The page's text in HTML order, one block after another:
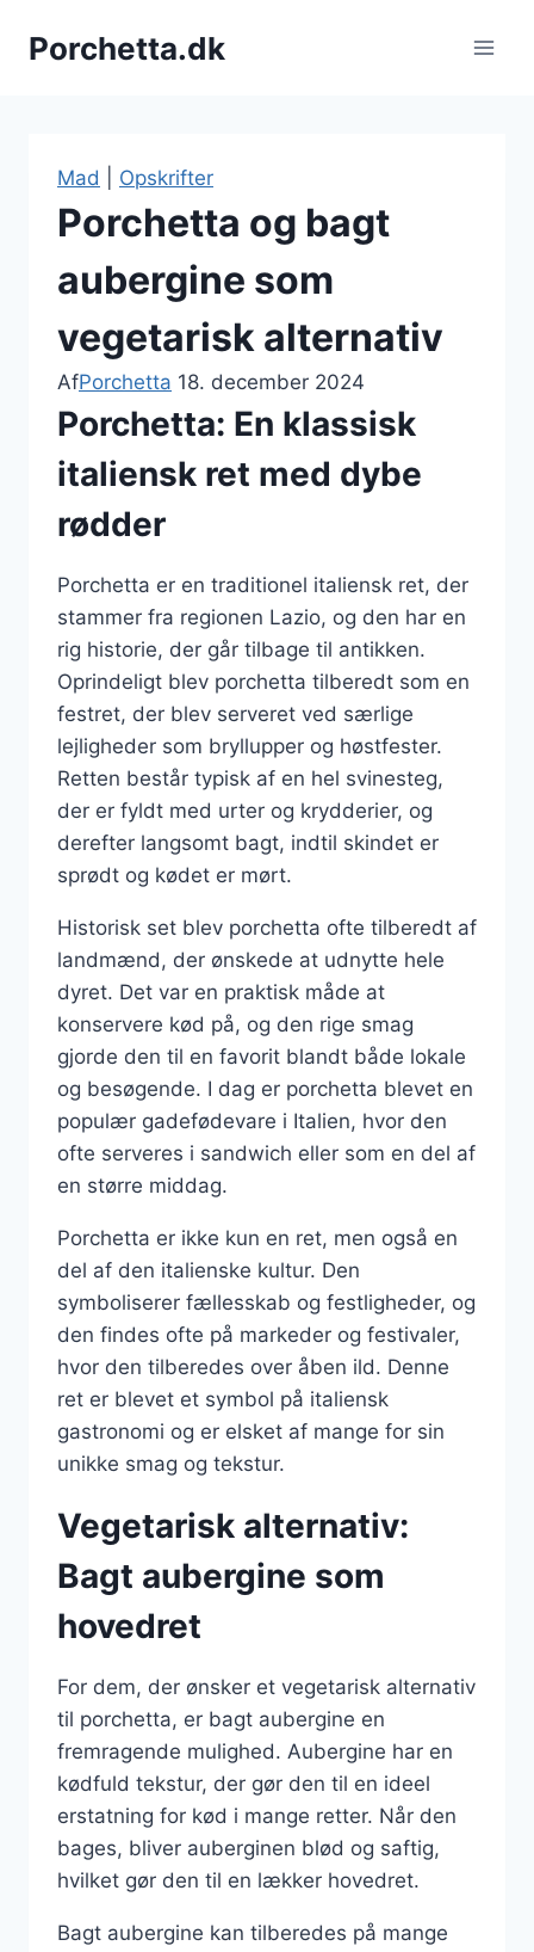
Porchetta.dk
Mad Opskrifter
Porchetta og bagt
aubergine som
vegetarisk alternativ
AfPorchetta 18. december 2024
Porchetta: En klassisk
italiensk ret med dybe
rødder
Porchetta er en traditionel italiensk ret, der
stammer fra regionen Lazio, og den har en
rig historie, der går tilbage til antikken.
Oprindeligt blev porchetta tilberedt som en
festret, der blev serveret ved særlige
lejligheder som bryllupper og høstfester.
Retten består typisk af en hel svinesteg,
der er fyldt med urter og krydderier, og
derefter langsomt bagt, indtil skindet er
sprødt og kødet er mørt.
Historisk set blev porchetta ofte tilberedt af
landmænd, der ønskede at udnytte hele
dyret. Det var en praktisk måde at
konservere kød på, og den rige smag
gjorde den til en favorit blandt både lokale
og besøgende. I dag er porchetta blevet en
populær gadefødevare i Italien, hvor den
ofte serveres i sandwich eller som en del af
en større middag.
Porchetta er ikke kun en ret, men også en
del af den italienske kultur. Den
symboliserer fællesskab og festligheder, og
den findes ofte på markeder og festivaler,
hvor den tilberedes over åben ild. Denne
ret er blevet et symbol på italiensk
gastronomi og er elsket af mange for sin
unikke smag og tekstur.
Vegetarisk alternativ:
Bagt aubergine som
hovedret
For dem, der ønsker et vegetarisk alternativ
til porchetta, er bagt aubergine en
fremragende mulighed. Aubergine har en
kødfuld tekstur, der gør den til en ideel
erstatning for kød i mange retter. Når den
bages, bliver auberginen blød og saftig,
hvilket gør den til en lækker hovedret.
Bagt aubergine kan tilberedes på mange